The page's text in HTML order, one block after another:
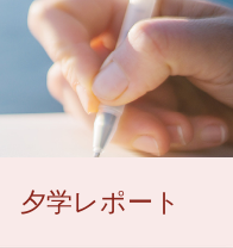
夕学レポート